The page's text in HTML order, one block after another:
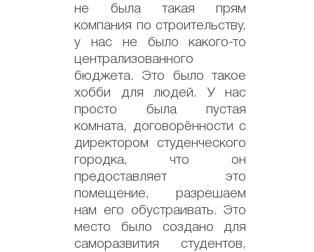
не была такая прям
компания по строительству,
у нас не было какого-то
централизованного
бюджета. Это было такое
хобби для людей. У нас
просто была пустая
комната, договорённости с
директором студенческого
городка, что он
предоставляет это
помещение, разрешаем
нам его обустраивать. Это
место было создано для
саморазвития студентов,